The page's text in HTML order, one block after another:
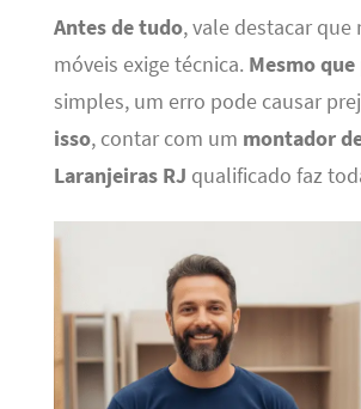
Antes de tudo, vale destacar que
móveis exige técnica. Mesmo que
simples, um erro pode causar
isso, contar com um montador
Laranjeiras RJ qualificado faz